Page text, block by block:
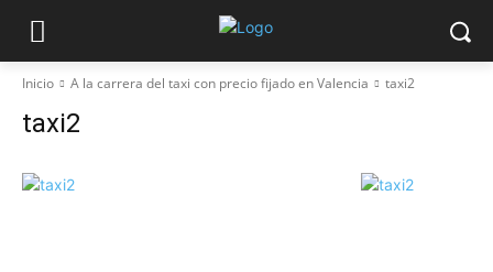
Inicio A la carrera del taxi con precio fijado en Valencia taxi2
taxi2